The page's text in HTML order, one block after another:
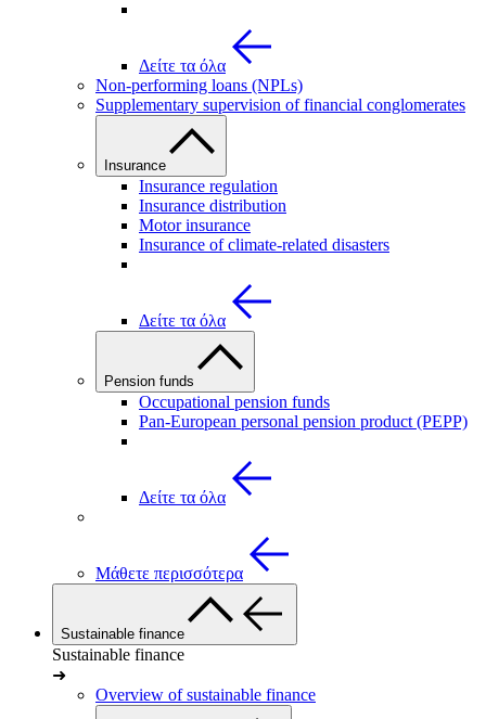
Δείτε τα όλα
Non-performing loans (NPLs)
Supplementary supervision of financial conglomerates
Insurance
Insurance regulation
Insurance distribution
Motor insurance
Insurance of climate-related disasters
Δείτε τα όλα
Pension funds
Occupational pension funds
Pan-European personal pension product (PEPP)
Δείτε τα όλα
Μάθετε περισσότερα
Sustainable finance
Sustainable finance
➜
Overview of sustainable finance